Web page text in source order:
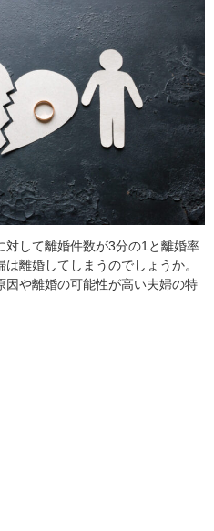
して離婚件数が3分の1と離婚率
離婚してしまうのでしょうか。
や離婚の可能性が高い夫婦の特